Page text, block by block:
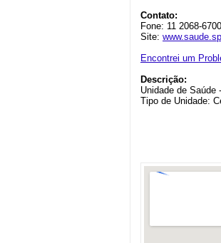
Contato:
Fone: 11 2068-6700
Site:
Encontrei um
Descrição:
Unidade de Saúde
Tipo de Unidade: